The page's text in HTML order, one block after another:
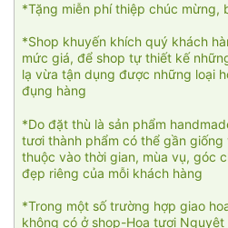
*Tặng miễn phí thiệp chúc mừng,
*Shop khuyến khích quý khách
mức giá, để shop tự thiết kế
lạ vừa tận dụng được những loại
đụng hàng
*Do đặt thù là sản phẩm
tươi thành phẩm có thể gần
thuộc vào thời gian, mùa vụ, góc
đẹp riêng của mỗi khách hàng
*Trong một số trường hợp giao
không có ở shop-Hoa tươi Nguyệt